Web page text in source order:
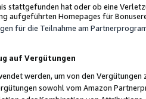
stattgefunden hat oder ob eine
aufgeführten Homepages für
für die Teilnahme am
auf Vergütungen
werden, um von den
sowohl vom Amazon